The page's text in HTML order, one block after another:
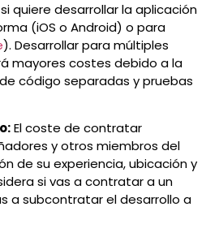
quiere desarrollar la aplicación
(iOS o Android) o para
). Desarrollar para múltiples
mayores costes debido a la
código separadas y pruebas
El coste de contratar
y otros miembros del
de su experiencia, ubicación y
si vas a contratar a un
a subcontratar el desarrollo a